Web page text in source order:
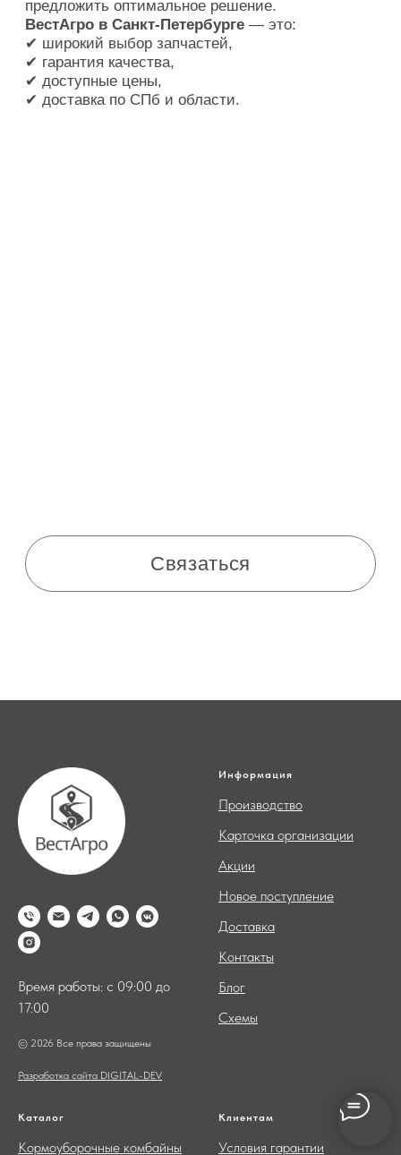
Время работы: с 09:00 до
17:00
© 2026 Все права защищены
Разработка сайта DIGITAL-DEV
Информация
Производство
Карточка организации
Акции
Новое поступление
Доставка
Контакты
Блог
Схемы
Каталог
Кормоуборочные комбайны
Клиентам
Условия гарантии